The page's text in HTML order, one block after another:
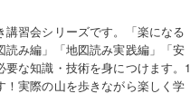
習会シリーズです。「楽になる
読み編」「地図読み実践編」「安
な知識・技術を身につけます。1
！実際の山を歩きながら楽しく学